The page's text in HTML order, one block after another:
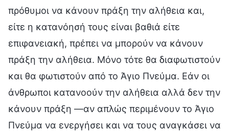
πρόθυμοι να κάνουν πράξη την αλήθεια και,
είτε η κατανόησή τους είναι βαθιά είτε
επιφανειακή, πρέπει να μπορούν να κάνουν
πράξη την αλήθεια. Μόνο τότε θα διαφωτιστούν
και θα φωτιστούν από το Άγιο Πνεύμα. Εάν οι
άνθρωποι κατανοούν την αλήθεια αλλά δεν την
κάνουν πράξη —αν απλώς περιμένουν το Άγιο
Πνεύμα να ενεργήσει και να τους αναγκάσει να